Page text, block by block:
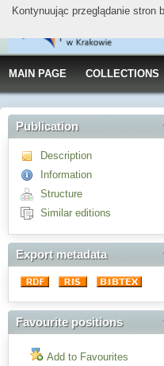
MAIN PAGE COLLECTIONS
Publication
Description
Information
Structure
Similar editions
Export metadata
Favourite positions
Add to Favourites
Kontynuując przeglądanie